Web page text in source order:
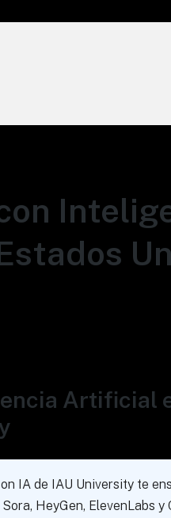
Artificial
IA de IAU University te
HeyGen, ElevenLabs y